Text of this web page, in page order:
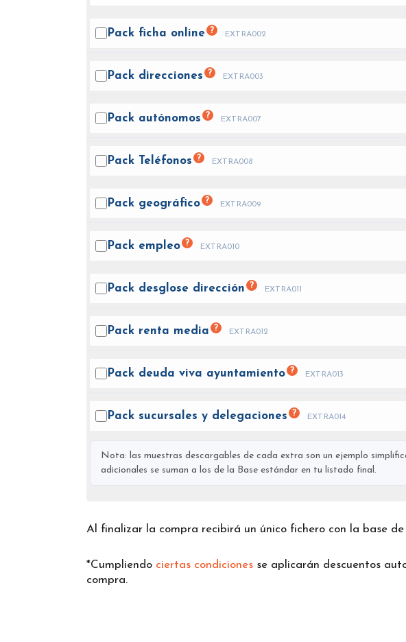
Pack ficha online ? EXTRA002
Pack direcciones ? EXTRA003
Pack autónomos ? EXTRA007
Pack Teléfonos ? EXTRA008
Pack geográfico ? EXTRA009
Pack empleo ? EXTRA010
Pack desglose dirección ? EXTRA011
Pack renta media ? EXTRA012
Pack deuda viva ayuntamiento ? EXTRA013
Pack sucursales y delegaciones ? EXTRA014
Nota: las muestras descargables de cada extra son un ejemplo
adicionales se suman a los de la Base estándar en tu listado final.
Al finalizar la compra recibirá un único fichero con la base
*Cumpliendo ciertas condiciones se aplicarán descuentos
compra.